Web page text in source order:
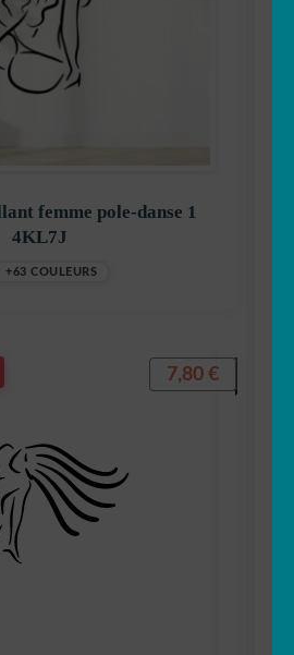
femme pole-danse 1
4KL7J
+63 COULEURS
7,80 €